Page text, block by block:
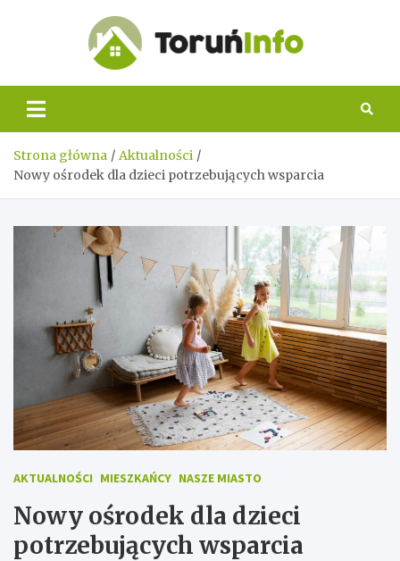
Info
Strona główna
Aktualności
Nowy ośrodek dla dzieci potrzebujących wsparcia
AKTUALNOŚCI MIESZKAŃCY NASZE MIASTO
Nowy ośrodek dla dzieci
potrzebujących wsparcia